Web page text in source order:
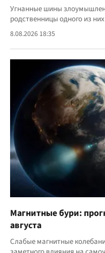
Угнанные шины
родственницы одного из них
8.08.2026 18:35
Магнитные бури:
августа
Слабые магнитные